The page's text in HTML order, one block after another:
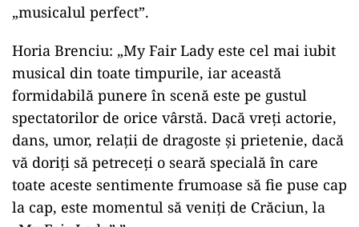
„musicalul perfect”.
Horia Brenciu: „My Fair Lady este cel mai iubit
musical din toate timpurile, iar această
formidabilă punere în scenă este pe gustul
spectatorilor de orice vârstă. Dacă vreți actorie,
dans, umor, relații de dragoste și prietenie, dacă
vă doriți să petreceți o seară specială în care
toate aceste sentimente frumoase să fie puse cap
la cap, este momentul să veniți de Crăciun, la